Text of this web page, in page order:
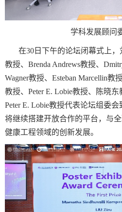
学科发展顾问
在30日下午的论坛闭幕式上，
教授、 Brenda Andrews教授、
Wagner教授、 Esteban Marcellin教
教授、 Peter E. Lobie教授、陈晓东
Peter E. Lobie教授代表论坛组委会
将继续搭建开放合作的平台，与
健康工程领域的创新发展。